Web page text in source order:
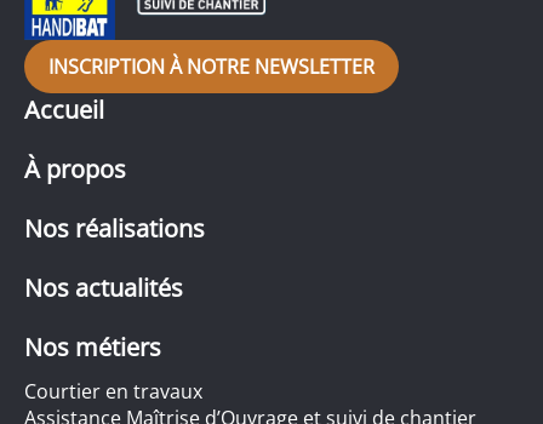
Accueil
À propos
Nos réalisations
Nos actualités
Nos métiers
Courtier en travaux
Assistance Maîtrise d’Ouvrage et suivi de chantier
INSCRIPTION À NOTRE NEWSLETTER